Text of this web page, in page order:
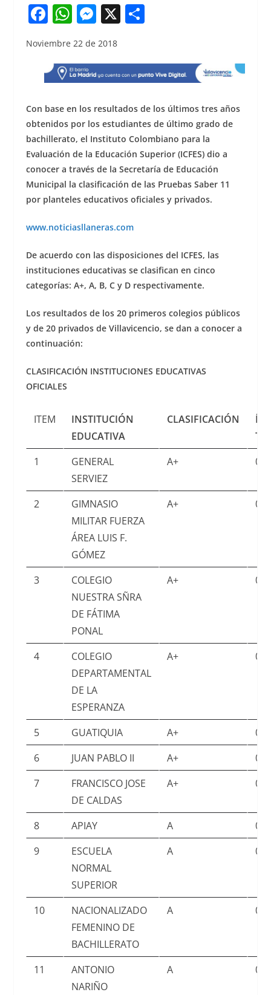
F
a
c
e
b
o
o
k
W
at
s
A
p
p
M
ss
e
n
g
er
X S
e
Noviembre 22 de 2018
Con base en los resultados de los últimos tres años
obtenidos por los estudiantes de último grado de
bachillerato, el Instituto Colombiano para la
Evaluación de la Educación Superior (ICFES) dio a
conocer a través de la Secretaría de Educación
Municipal la clasificación de las Pruebas Saber 11
por planteles educativos oficiales y privados.
www.noticiasllaneras.com
De acuerdo con las disposiciones del ICFES, las
instituciones educativas se clasifican en cinco
categorías: A+, A, B, C y D respectivamente.
Los resultados de los 20 primeros colegios públicos
y de 20 privados de Villavicencio, se dan a conocer a
continuación:
CLASIFICACIÓN INSTITUCIONES EDUCATIVAS
OFICIALES
ITEM
INSTITUCIÓN
EDUCATIVA
CLASIFICACIÓN
1
GENERAL
SERVIEZ
A+
2
GIMNASIO
MILITAR FUERZA
ÁREA LUIS F.
GÓMEZ
A+
3
COLEGIO
NUESTRA SÑRA
DE FÁTIMA
PONAL
A+
4
COLEGIO
DEPARTAMENTAL
DE LA
ESPERANZA
A+
5 GUATIQUIA A+
6
JUAN PABLO II A+
7
FRANCISCO JOSE
DE CALDAS
A+
8 APIAY A
9
ESCUELA
NORMAL
SUPERIOR
A
10
NACIONALIZADO
FEMENINO DE
BACHILLERATO
A
11
ANTONIO
NARIÑO
A